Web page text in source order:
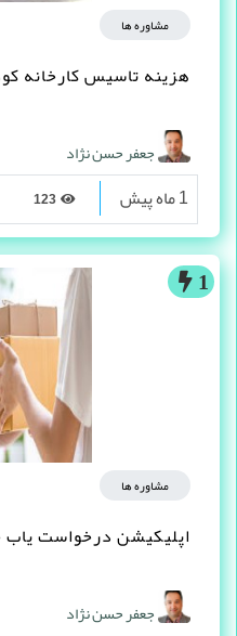
مشاوره ها
هزینه تاسیس کارخانه
جعفر حسن نژاد
1 ماه پیش
1
مشاوره ها
اپلیکیشن درخواست یاب
جعفر حسن نژاد